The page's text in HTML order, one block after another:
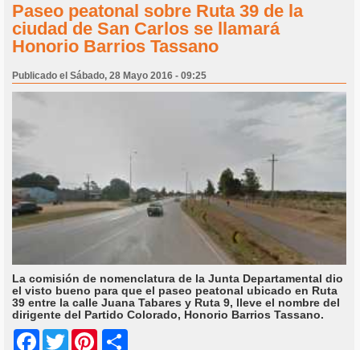
Paseo peatonal sobre Ruta 39 de la
ciudad de San Carlos se llamará
Honorio Barrios Tassano
Publicado el Sábado, 28 Mayo 2016 - 09:25
La comisión de nomenclatura de la Junta Departamental dio
el visto bueno para que el paseo peatonal ubicado en Ruta
39 entre la calle Juana Tabares y Ruta 9, lleve el nombre del
dirigente del Partido Colorado, Honorio Barrios Tassano.
Facebook
Twitter Pinterest